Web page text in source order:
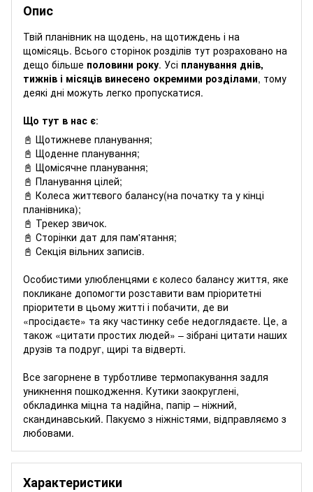
Опис
Твій планівник на щодень, на щотиждень і на
щомісяць. Всього сторінок розділів тут розраховано на
дещо більше половини року. Усі планування днів,
тижнів і місяців винесено окремими розділами, тому
деякі дні можуть легко пропускатися.
Що тут в нас є:
📓 Щотижневе планування;
📓 Щоденне планування;
📓 Щомісячне планування;
📓 Планування цілей;
📓 Колеса життєвого балансу(на початку та у кінці
планівника);
📓 Трекер звичок.
📓 Сторінки дат для пам'ятання;
📓 Секція вільних записів.
Особистими улюбленцями є колесо балансу життя, яке
покликане допомогти розставити вам пріоритетні
пріоритети в цьому житті і побачити, де ви
«просідаєте» та яку частинку себе недоглядаєте. Це, а
також «цитати простих людей» – зібрані цитати наших
друзів та подруг, щирі та відверті.
Все загорнене в турботливе термопакування задля
уникнення пошкодження. Кутики заокруглені,
обкладинка міцна та надійна, папір – ніжний,
скандинавський. Пакуємо з ніжністями, відправляємо з
любовами.
Характеристики